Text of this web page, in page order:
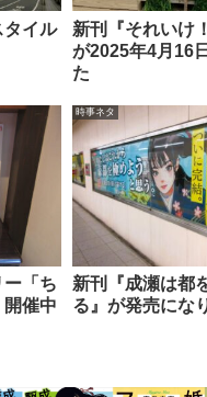
タイル
新刊『それいけ
が2025年4月16
た
「ち
開催中
時事ネタ
新刊『成瀬は都
る』が発売にな